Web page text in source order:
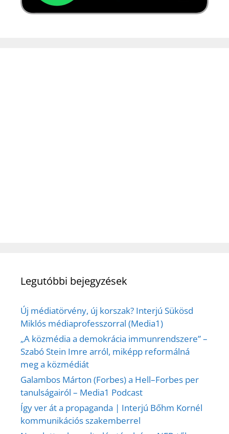
Legutóbbi bejegyzések
Új médiatörvény, új korszak? Interjú Sükösd
Miklós médiaprofesszorral (Media1)
„A közmédia a demokrácia immunrendszere” –
Szabó Stein Imre arról, miképp reformálná
meg a közmédiát
Galambos Márton (Forbes) a Hell–Forbes per
tanulságairól – Media1 Podcast
Így ver át a propaganda | Interjú Bőhm Kornél
kommunikációs szakemberrel